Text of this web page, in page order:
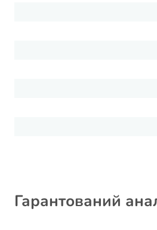
Гарантований